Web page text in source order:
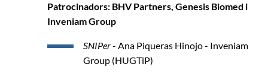
Patrocinadors: BHV Partners, Genesis Biomed i
Inveniam Group
SNIPer- Ana Piqueras Hinojo - Inveniam
Group (HUGTiP)